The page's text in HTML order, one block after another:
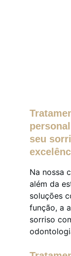
seu
Na nossa
além da
soluções
função, a
sorriso